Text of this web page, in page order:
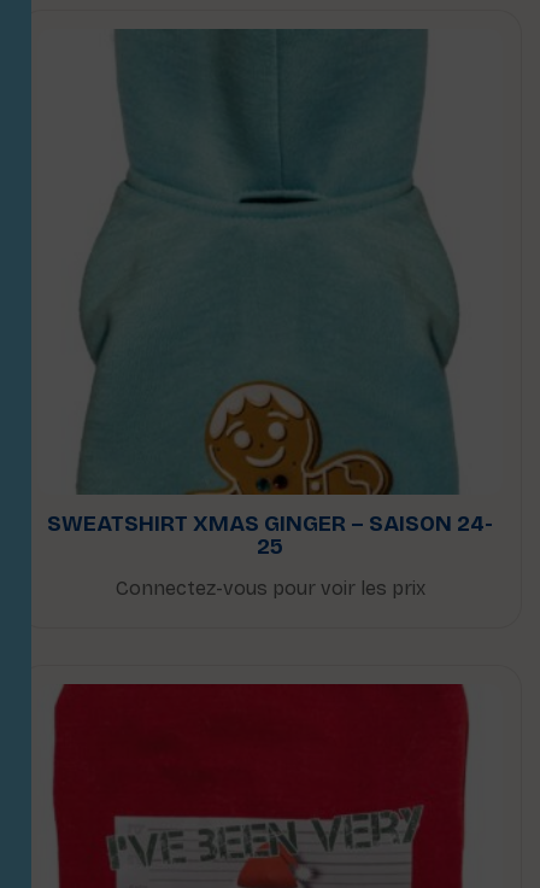
SWEATSHIRT XMAS GINGER – SAISON 24-
25
Connectez-vous pour voir les prix